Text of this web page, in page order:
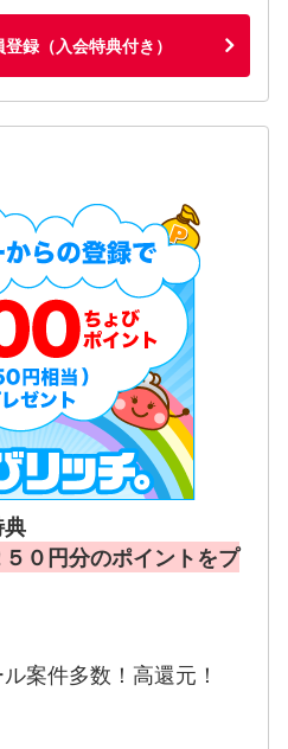
録（入会特典付き）
０円分のポイントをプ
案件多数！高還元！